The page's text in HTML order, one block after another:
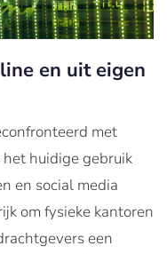
en uit eigen
met
huidige gebruik
en social media
om fysieke kantoren
een